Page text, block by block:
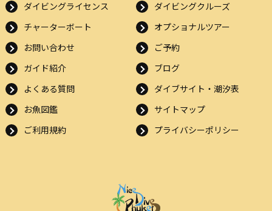
ダイビングライセンス
ダイビングクルーズ
チャーターボート
オプショナルツアー
お問い合わせ
ご予約
ガイド紹介
ブログ
よくある質問
ダイブサイト・潮汐表
お魚図鑑
サイトマップ
ご利用規約
プライバシーポリシー